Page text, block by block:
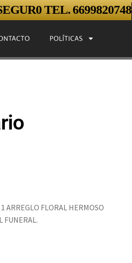
TEL. 6699820748
POLÍTICAS
ARREGLO FLORAL HERMOSO
FUNERAL.